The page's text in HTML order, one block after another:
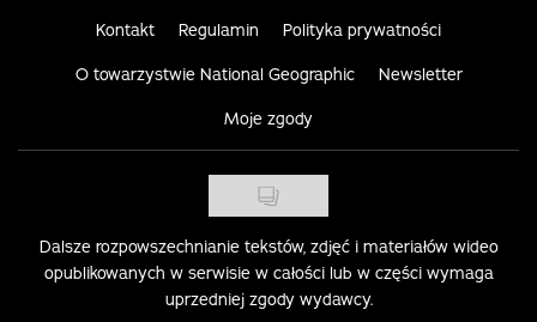
Kontakt Regulamin Polityka prywatności
O towarzystwie National Geographic Newsletter
Moje zgody
Dalsze rozpowszechnianie tekstów, zdjęć i materiałów wideo
opublikowanych w serwisie w całości lub w części wymaga
uprzedniej zgody wydawcy.